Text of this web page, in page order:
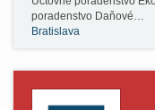
poradenstvo Daňové…
Bratislava